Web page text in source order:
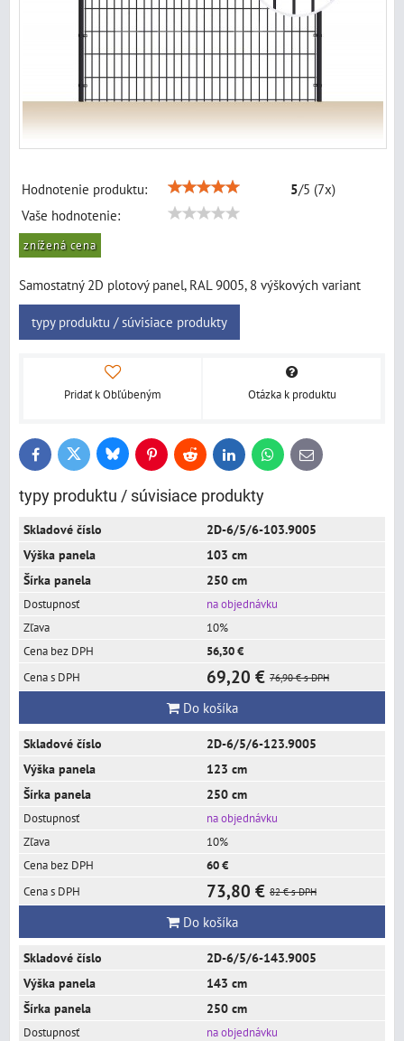
Hodnotenie produktu: 5/5 (7x)
Vaše hodnotenie:
znížená cena
Samostatný 2D plotový panel, RAL 9005, 8 výškových variant
typy produktu / súvisiace produkty
Pridať k Obľúbeným Otázka k produktu
FacebookTwitter BlueskyPinterestReddit LinkedInWhatsApp
E-
mail
typy produktu / súvisiace produkty
2D-6/5/6-103.9005
103 cm
250 cm
na objednávku
10%
56,30 €
69,20 € 76,90 € s DPH
Do košíka
2D-6/5/6-123.9005
123 cm
250 cm
na objednávku
10%
60 €
73,80 € 82 € s DPH
Do košíka
2D-6/5/6-143.9005
143 cm
250 cm
na objednávku